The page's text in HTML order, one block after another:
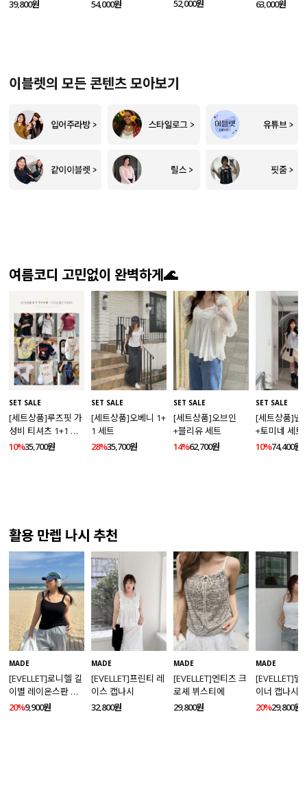
39,800원 54,000원 52,000원 63,000원
이블렛의 모든 콘텐츠 모아보기
여름코디 고민없이 완벽하게🌊
SET SALE
[세트상품]루즈핏 가
성비 티셔츠 1+1 세
트
10%35,700원
SET SALE
[세트상품]오베니 1+
1 세트
28%35,700원
SET SALE
[세트상품]오브인
+블리유 세트
14%62,700원
SET SALE
[세트상품]넬
+토미네 세트
10%74,400원
활용 만렙 나시 추천
MADE
[EVELLET]로니헬 길
이별 레이온스판 끈
나시
20%9,900원
MADE
[EVELLET]프린티 레
이스 캡나시
32,800원
MADE
[EVELLET]엔티즈 크
로셰 뷔스티에
29,800원
MADE
[EVELLET]델
이너 캡나시
20%29,800원